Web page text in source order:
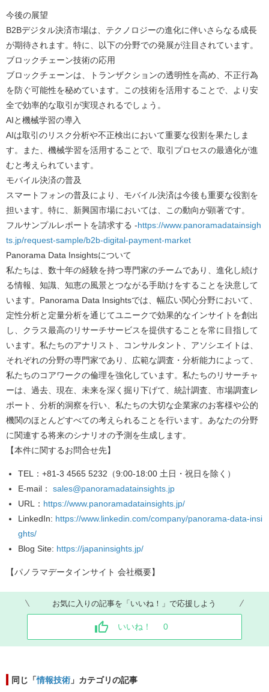
今後の展望
B2Bデジタル決済市場は、テクノロジーの進化に伴いさらなる成長
が期待されます。特に、以下の分野での発展が注目されています。
ブロックチェーン技術の応用
ブロックチェーンは、トランザクションの透明性を高め、不正行為
を防ぐ可能性を秘めています。この技術を活用することで、より安
全で効率的な取引が実現されるでしょう。
AIと機械学習の導入
AIは取引のリスク分析や不正検出において重要な役割を果たしま
す。また、機械学習を活用することで、取引プロセスの最適化が進
むと考えられています。
モバイル決済の普及
スマートフォンの普及により、モバイル決済は今後も重要な役割を
担います。特に、新興国市場においては、この動向が顕著です。
フルサンプルレポートを請求する -https://www.panoramadatainsigh
ts.jp/request-sample/b2b-digital-payment-market
Panorama Data Insightsについて
私たちは、数十年の経験を持つ専門家のチームであり、進化し続け
る情報、知識、知恵の風景とつながる手助けをすることを決意して
います。Panorama Data Insightsでは、幅広い関心分野において、
定性分析と定量分析を通じてユニークで効果的なインサイトを創出
し、クラス最高のリサーチサービスを提供することを常に目指して
います。私たちのアナリスト、コンサルタント、アソシエイトは、
それぞれの分野の専門家であり、広範な調査・分析能力によって、
私たちのコアワークの倫理を強化しています。私たちのリサーチャ
ーは、過去、現在、未来を深く掘り下げて、統計調査、市場調査レ
ポート、分析的洞察を行い、私たちの大切な企業家のお客様や公的
機関のほとんどすべての考えられることを行います。あなたの分野
に関連する将来のシナリオの予測を生成します。
【本件に関するお問合せ先】
TEL
：+81-3 4565 5232（9:00-18:00 土日・祝日を除く）
E-mail ： sales@panoramadatainsights.jp
URL
： https://www.panoramadatainsights.jp/
LinkedIn: https://www.linkedin.com/company/panorama-data-insi
ghts/
Blog Site: https://japaninsights.jp/
【パノラマデータインサイト 会社概要】
お気に入りの記事を「いいね！」で応援しよう
いいね！ 0
同じ「情報技術 」カテゴリの記事